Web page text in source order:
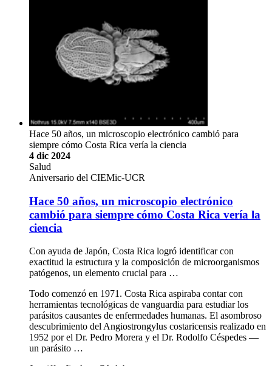
Hace 50 años, un microscopio electrónico cambió para
siempre cómo Costa Rica vería la ciencia
4 dic 2024
Salud
Aniversario del CIEMic-UCR
Hace 50 años, un microscopio electrónico
cambió para siempre cómo Costa Rica vería la
ciencia
Con ayuda de Japón, Costa Rica logró identificar con
exactitud la estructura y la composición de microorganismos
patógenos, un elemento crucial para …
Todo comenzó en 1971. Costa Rica aspiraba contar con
herramientas tecnológicas de vanguardia para estudiar los
parásitos causantes de enfermedades humanas. El asombroso
descubrimiento del Angiostrongylus costaricensis realizado en
1952 por el Dr. Pedro Morera y el Dr. Rodolfo Céspedes —
un parásito …